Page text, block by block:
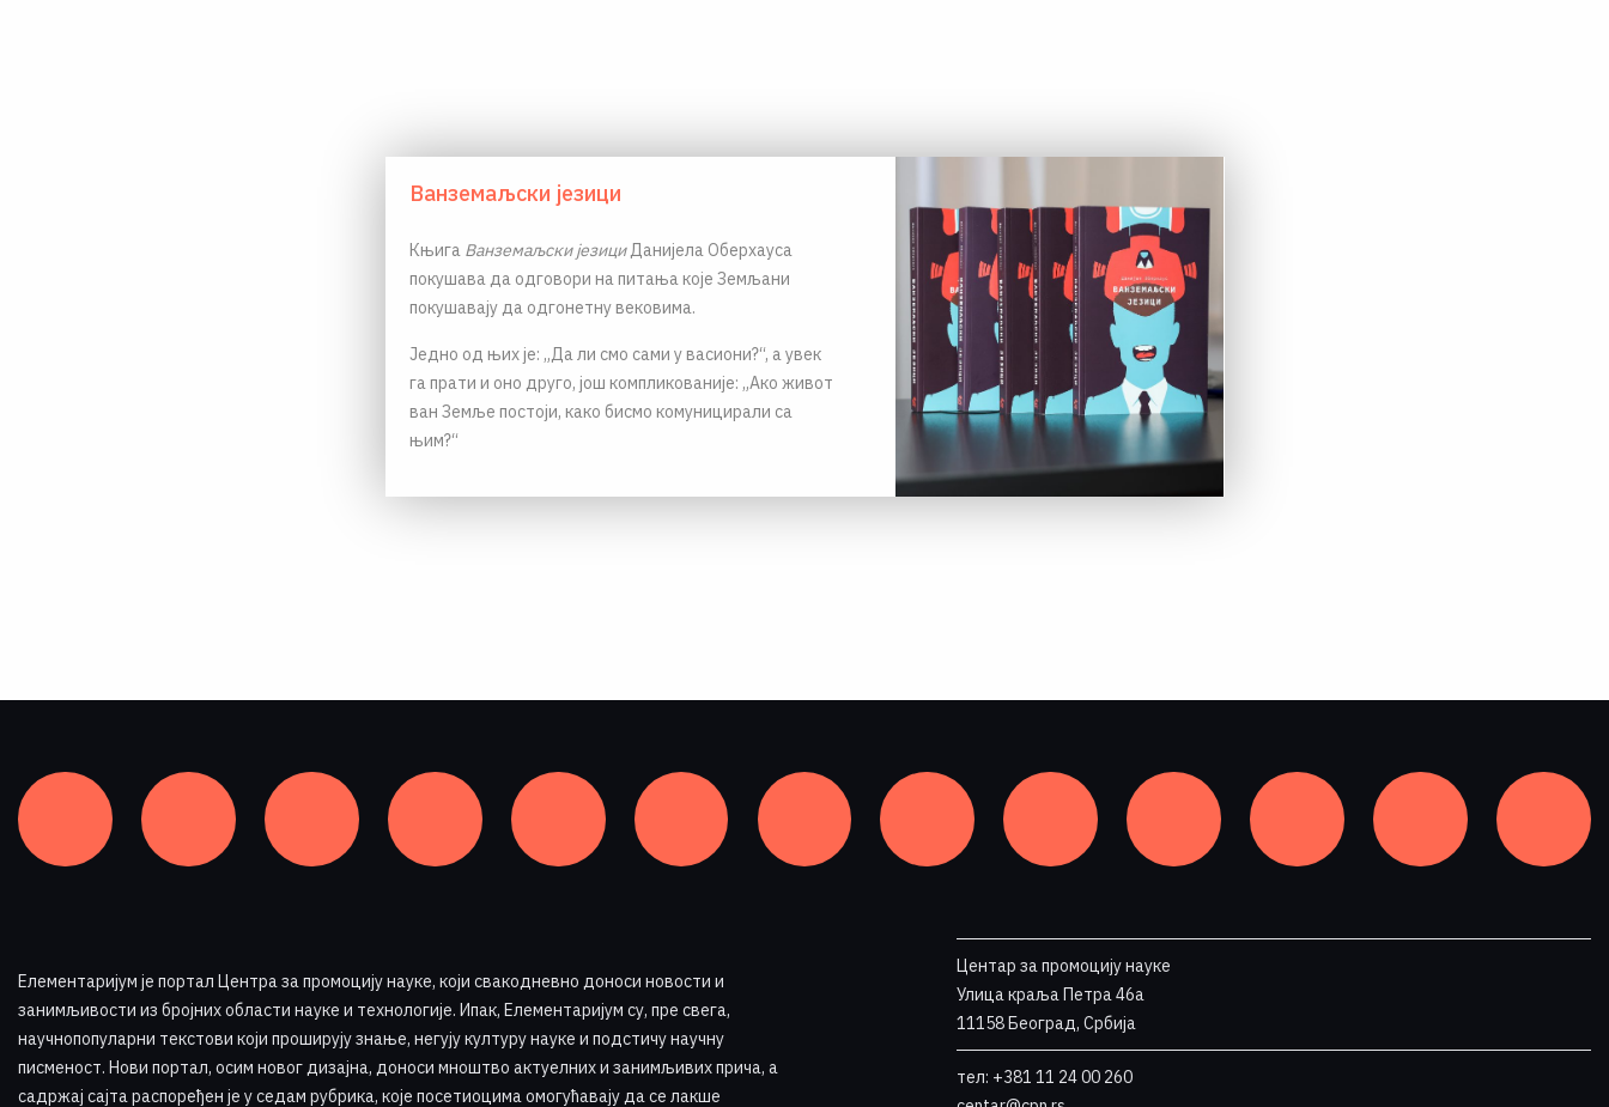
Ванземаљски језици
Књига Ванземаљски језициДанијела Оберхауса
покушава да одговори на питања које Земљани
покушавају да одгонетну вековима.
Једно од њих је: „Да ли смо сами у васиони?“, а увек
га прати и оно друго, још компликованије: „Ако живот
ван Земље постоји, како бисмо комуницирали са
њим?“
Елементаријум је портал Центра за промоцију науке, који свакодневно доноси новости и
занимљивости из бројних области науке и технологије. Ипак, Елементаријум су, пре свега,
научнопопуларни текстови који проширују знање, негују културу науке и подстичу научну
писменост. Нови портал, осим новог дизајна, доноси мноштво актуелних и занимљивих прича, а
садржај сајта распоређен је у седам рубрика, које посетиоцима омогућавају да се лакше
Центар за промоцију науке
Улица краља Петра 46a
11158 Београд, Србија
тел: +381 11 24 00 260